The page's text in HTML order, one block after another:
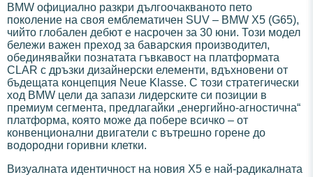
BMW официално разкри дългоочакваното пето
поколение на своя емблематичен SUV – BMW X5 (G65),
чийто глобален дебют е насрочен за 30 юни. Този модел
бележи важен преход за баварския производител,
обединявайки познатата гъвкавост на платформата
CLAR с дръзки дизайнерски елементи, вдъхновени от
бъдещата концепция Neue Klasse. С този стратегически
ход BMW цели да запази лидерските си позиции в
премиум сегмента, предлагайки „енергийно-агностична“
платформа, която може да побере всичко – от
конвенционални двигатели с вътрешно горене до
водородни горивни клетки.
Визуалната идентичност на новия X5 е най-радикалната